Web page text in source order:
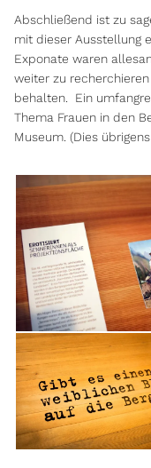
Abschließend ist zu
mit dieser Ausstellung
Exponate waren
weiter zu
behalten. Ein
Thema Frauen in den
Museum. (Dies